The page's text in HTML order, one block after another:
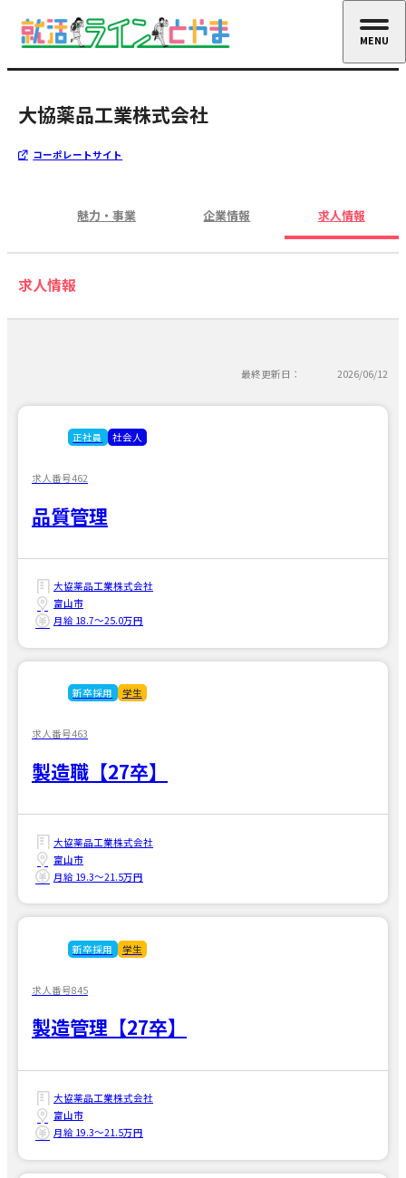
大協薬品工業株式会社
コーポレートサイト
魅力・事業 企業情報 求人情報
求人情報
最終更新日： 2026/06/12
正社員 社会人
求人番号462
品質管理
大協薬品工業株式会社
富山市
月給 18.7〜25.0万円
新卒採用 学生
求人番号463
製造職【27卒】
大協薬品工業株式会社
富山市
月給 19.3〜21.5万円
新卒採用 学生
求人番号845
製造管理【27卒】
大協薬品工業株式会社
富山市
月給 19.3〜21.5万円
MENU